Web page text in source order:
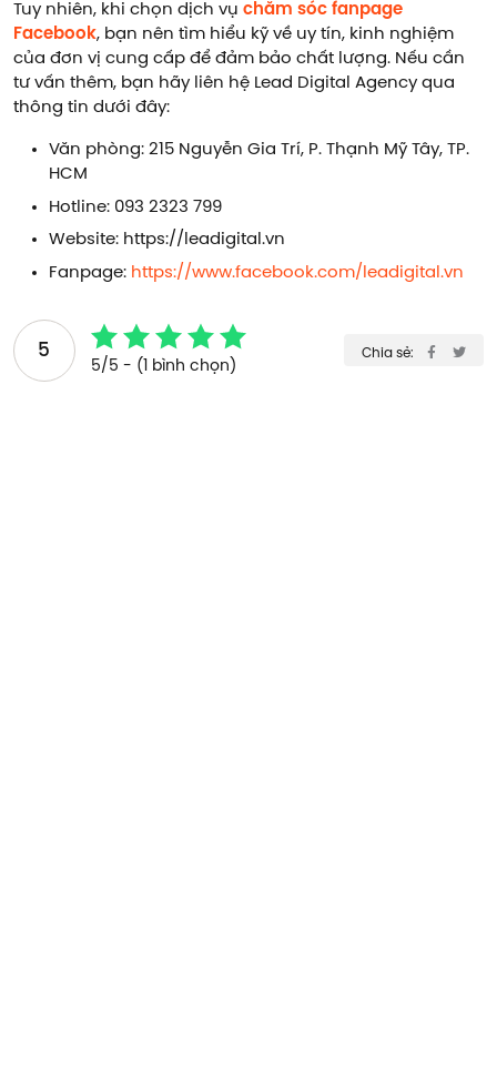
Tuy nhiên, khi chọn dịch vụ chăm sóc fanpage
Facebook, bạn nên tìm hiểu kỹ về uy tín, kinh nghiệm
của đơn vị cung cấp để đảm bảo chất lượng. Nếu cần
tư vấn thêm, bạn hãy liên hệ Lead Digital Agency qua
thông tin dưới đây:
Văn phòng: 215 Nguyễn Gia Trí, P. Thạnh Mỹ Tây, TP.
HCM
Hotline: 093 2323 799
Website: https://leadigital.vn
Fanpage: https://www.facebook.com/leadigital.vn
5
5/5 - (1 bình chọn)
Chia sẻ: